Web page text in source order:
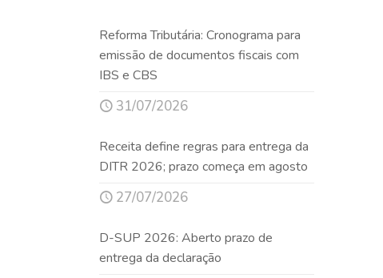
Reforma Tributária: Cronograma para
emissão de documentos fiscais com
IBS e CBS
31/07/2026
Receita define regras para entrega da
DITR 2026; prazo começa em agosto
27/07/2026
D-SUP 2026: Aberto prazo de
entrega da declaração